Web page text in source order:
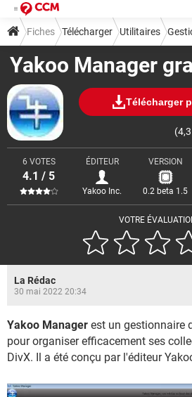
Yakoo Manager
Télécharger
VOTRE
6 VOTES
4.1 / 5
ÉDITEUR
Yakoo Inc.
VERSION
0.2 beta 1.5
Fiches Télécharger Utilitaires
La Rédac
30 mai 2022 20:34
Yakoo Manager est un gestionnaire
pour organiser efficacement ses
DivX. Il a été conçu par l'éditeur